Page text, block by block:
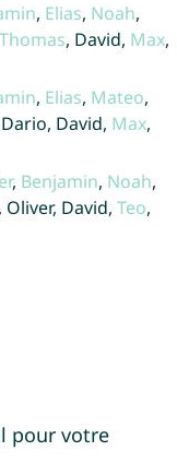
, Elias, Noah,
Thomas, David, Max,
, Elias, Mateo,
David, Max,
, Benjamin, Noah,
Oliver, David, Teo,
pour votre